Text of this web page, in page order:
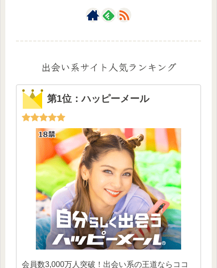
出会い系サイト人気ランキング
第1位：ハッピーメール
会員数3,000万人突破！出会い系の王道ならココ